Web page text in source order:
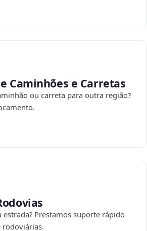
Caminhões e Carretas
ou carreta para outra região?
estrada? Prestamos suporte rápido
rodoviárias.